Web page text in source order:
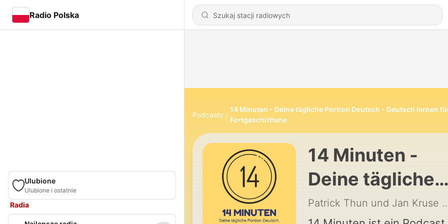
Radio Polska
Ulubione
Ulubione i ostatnie
Radia
Podcasty
14 Minuten - Deine tägliche Portion Deutsch - Deutsch lernen
Fortgeschrittene
14 Minuten -
Deine tägliche
Portion Deutsch
Patrick Thun und Jan Kruse |